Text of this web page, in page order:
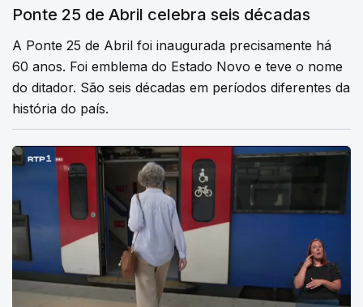
Ponte 25 de Abril celebra seis décadas
A Ponte 25 de Abril foi inaugurada precisamente há
60 anos. Foi emblema do Estado Novo e teve o nome
do ditador. São seis décadas em períodos diferentes da
história do país.